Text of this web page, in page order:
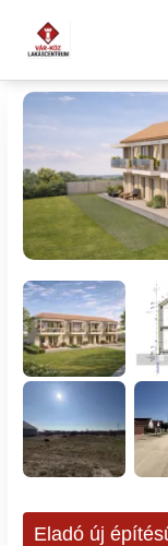
Eladó új